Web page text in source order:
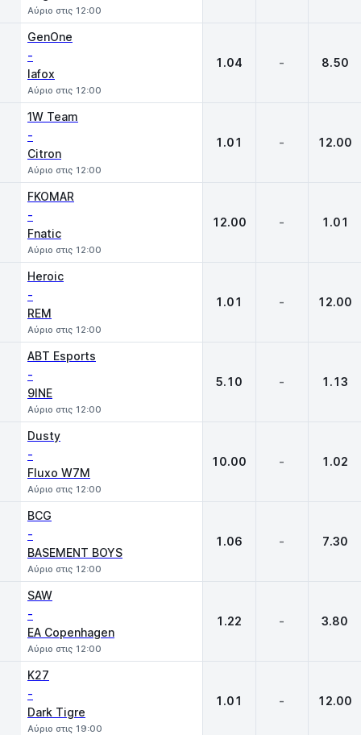
Αύριο στις 12:00
GenOne
-
lafox
Αύριο στις 12:00
1.04 - 8.50
1W Team
-
Citron
Αύριο στις 12:00
1.01 - 12.00
FKOMAR
-
Fnatic
Αύριο στις 12:00
12.00 - 1.01
Heroic
-
REM
Αύριο στις 12:00
1.01 - 12.00
ABT Esports
-
9INE
Αύριο στις 12:00
5.10 - 1.13
Dusty
-
Fluxo W7M
Αύριο στις 12:00
10.00 - 1.02
BCG
-
BASEMENT BOYS
Αύριο στις 12:00
1.06 - 7.30
SAW
-
EA Copenhagen
Αύριο στις 12:00
1.22 - 3.80
K27
-
Dark Tigre
Αύριο στις 19:00
1.01 - 12.00